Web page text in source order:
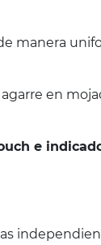
manera
en
e